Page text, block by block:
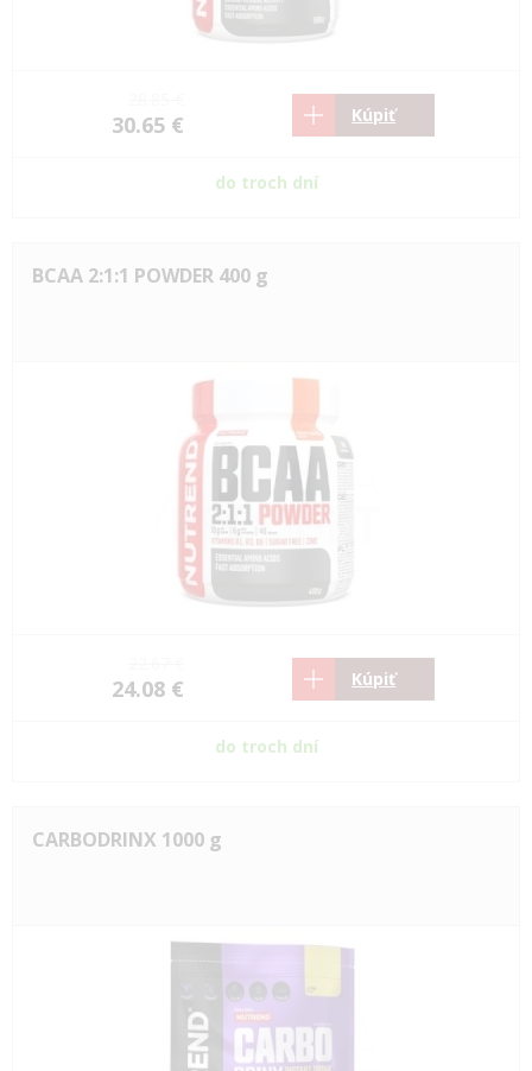
30.65 € Kúpiť
do troch dní
BCAA 2:1:1 POWDER 400 g
24.08 € Kúpiť
do troch dní
CARBODRINX 1000 g